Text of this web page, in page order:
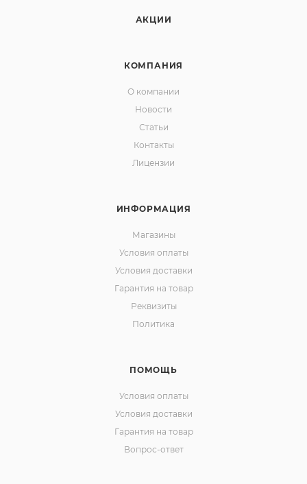
АКЦИИ
КОМПАНИЯ
О компании
Новости
Статьи
Контакты
Лицензии
ИНФОРМАЦИЯ
Магазины
Условия оплаты
Условия доставки
Гарантия на товар
Реквизиты
Политика
ПОМОЩЬ
Условия оплаты
Условия доставки
Гарантия на товар
Вопрос-ответ